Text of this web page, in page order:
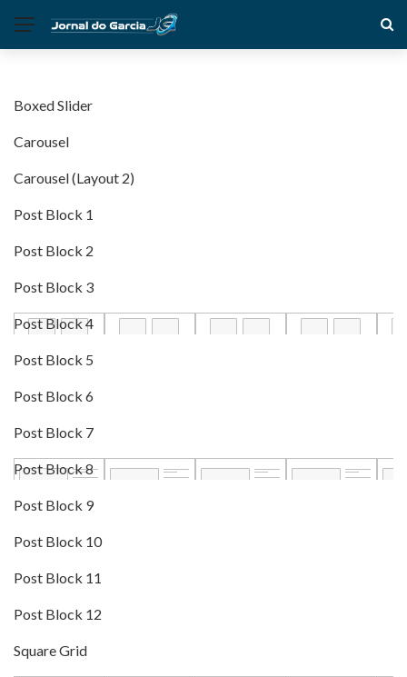
Boxed Slider
Carousel
Carousel (Layout 2)
Post Block 1
Post Block 2
Post Block 3
Post Block 4
Post Block 5
Post Block 6
Post Block 7
Post Block 8
Post Block 9
Post Block 10
Post Block 11
Post Block 12
Square Grid